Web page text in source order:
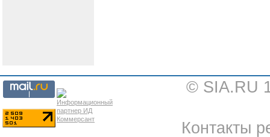
© SIA.RU
Контакты